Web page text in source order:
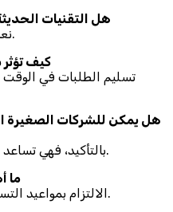
هل التقنيات
نعم، فهي تزيد الكفاءة وتقلل الأخطاء.
كيف تؤثر
تسليم الطلبات في الوقت
هل يمكن للشركات الصغيرة
بالتأكيد، فهي تساعد في خفض التكاليف وزيادة الكفاءة.
ما
الالتزام بمواعيد التسليم مع خفض التكاليف التشغيلية.